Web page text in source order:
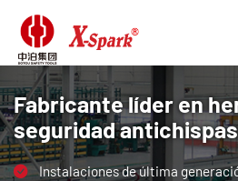
Fabricante líder en
seguridad
Instalaciones de última